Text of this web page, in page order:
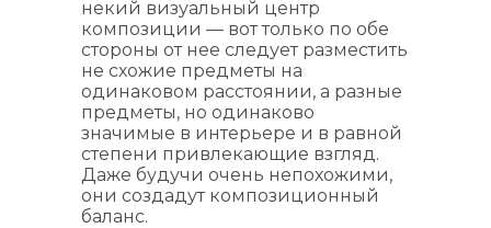
некий визуальный центр
композиции — вот только по обе
стороны от нее следует разместить
не схожие предметы на
одинаковом расстоянии, а разные
предметы, но одинаково
значимые в интерьере и в равной
степени привлекающие взгляд.
Даже будучи очень непохожими,
они создадут композиционный
баланс.